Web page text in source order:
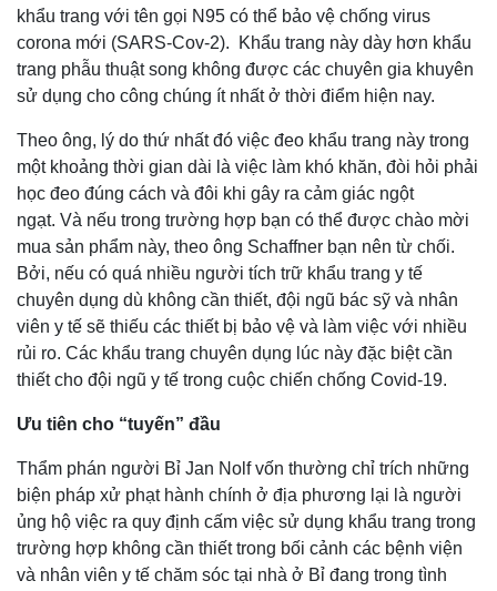
khẩu trang với tên gọi N95 có thể bảo vệ chống virus
corona mới (SARS-Cov-2). Khẩu trang này dày hơn khẩu
trang phẫu thuật song không được các chuyên gia khuyên
sử dụng cho công chúng ít nhất ở thời điểm hiện nay.
Theo ông, lý do thứ nhất đó việc đeo khẩu trang này trong
một khoảng thời gian dài là việc làm khó khăn, đòi hỏi phải
học đeo đúng cách và đôi khi gây ra cảm giác ngột
ngạt. Và nếu trong trường hợp bạn có thể được chào mời
mua sản phẩm này, theo ông Schaffner bạn nên từ chối.
Bởi, nếu có quá nhiều người tích trữ khẩu trang y tế
chuyên dụng dù không cần thiết, đội ngũ bác sỹ và nhân
viên y tế sẽ thiếu các thiết bị bảo vệ và làm việc với nhiều
rủi ro. Các khẩu trang chuyên dụng lúc này đặc biệt cần
thiết cho đội ngũ y tế trong cuộc chiến chống Covid-19.
Ưu tiên cho “tuyến” đầu
Thẩm phán người Bỉ Jan Nolf vốn thường chỉ trích những
biện pháp xử phạt hành chính ở địa phương lại là người
ủng hộ việc ra quy định cấm việc sử dụng khẩu trang trong
trường hợp không cần thiết trong bối cảnh các bệnh viện
và nhân viên y tế chăm sóc tại nhà ở Bỉ đang trong tình